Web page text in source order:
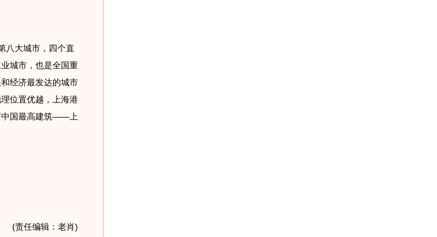
八大城市，四个直
城市，也是全国重
经济最发达的城市
位置优越，上海港
中国最高建筑——上
(责任编辑：老肖)